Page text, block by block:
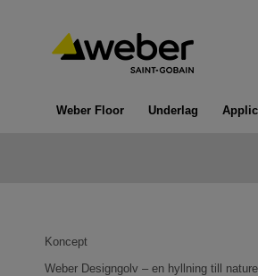
Weber Floor Underlag
Koncept
Weber Designgolv – en hyllning till